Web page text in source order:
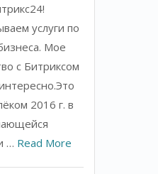
услуги по
Мое
с Битриксом
2016 г. в
… Read More